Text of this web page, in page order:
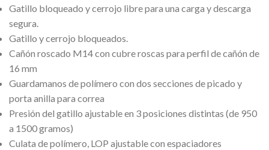
Gatillo bloqueado y cerrojo libre para una carga y descarga
segura.
Gatillo y cerrojo bloqueados.
Cañón roscado M14 con cubre roscas para perfil de cañón de
16 mm
Guardamanos de polímero con dos secciones de picado y
porta anilla para correa
Presión del gatillo ajustable en 3 posiciones distintas (de 950
a 1500 gramos)
Culata de polímero, LOP ajustable con espaciadores